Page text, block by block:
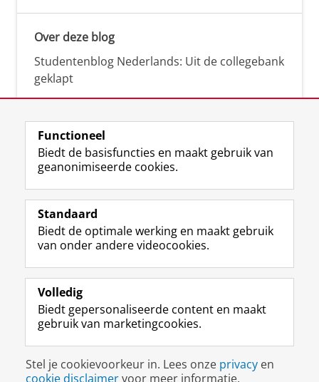
Over deze blog
Studentenblog Nederlands: Uit de collegebank
geklapt
Volg de RUG
F
a
e
b
o
p
a
i
n
a
L
i
k
e
I
-
p
g
i
n
R
S
-
f
e
R
k
s
u
I
n
t
r
m
c
c
o
Y
o
T
e
k
a
a
Studiekiezers
Alumni
Over ons
Disclaimer & Copyright
Inloggen
Functioneel
Biedt de basisfuncties en maakt gebruik van
geanonimiseerde cookies.
Standaard
Biedt de optimale werking en maakt gebruik
van onder andere videocookies.
Volledig
Biedt gepersonaliseerde content en maakt
gebruik van marketingcookies.
Stel je cookievoorkeur in. Lees onze privacy en
cookie disclaimervoor meer informatie.